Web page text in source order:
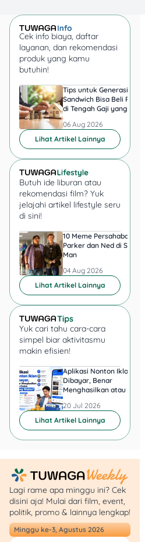
Cek info biaya, daftar
layanan, dan rekomendasi
produk yang kamu
butuhin!
Tips untuk Generasi
Sandwich Bisa Beli Rumah
di Tengah Gaji yang
06 Aug 2026
Lihat Artikel Lainnya
Butuh ide liburan atau
rekomendasi film? Yuk
jelajahi artikel lifestyle seru
di sini!
10 Meme Persahabatan
Parker dan Ned di Spider-
Man
04 Aug 2026
Lihat Artikel Lainnya
Yuk cari tahu cara-cara
simpel biar aktivitasmu
makin efisien!
Aplikasi Nonton Iklan
Dibayar, Benar
Menghasilkan atau Cuma
20 Jul 2026
Lihat Artikel Lainnya
Lagi rame apa minggu ini? Cek
disini aja! Mulai dari film, event,
politik, promo & lainnya lengkap!
Minggu ke-3, Agustus 2026